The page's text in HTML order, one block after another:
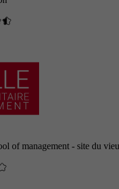
of management - site du